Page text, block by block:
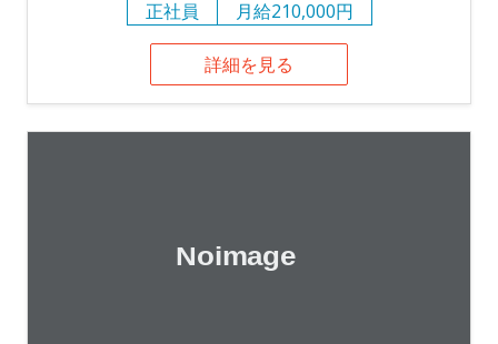
正社員
月給210,000円
詳細を見る